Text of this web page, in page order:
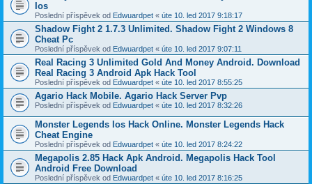
Ios
Poslední příspěvek od Edwuardpet « úte 10. led 2017 9:18:17
Shadow Fight 2 1.7.3 Unlimited. Shadow Fight 2 Windows 8
Cheat Pc
Poslední příspěvek od Edwuardpet « úte 10. led 2017 9:07:11
Real Racing 3 Unlimited Gold And Money Android. Download
Real Racing 3 Android Apk Hack Tool
Poslední příspěvek od Edwuardpet « úte 10. led 2017 8:55:25
Agario Hack Mobile. Agario Hack Server Pvp
Poslední příspěvek od Edwuardpet « úte 10. led 2017 8:32:26
Monster Legends Ios Hack Online. Monster Legends Hack
Cheat Engine
Poslední příspěvek od Edwuardpet « úte 10. led 2017 8:24:22
Megapolis 2.85 Hack Apk Android. Megapolis Hack Tool
Android Free Download
Poslední příspěvek od Edwuardpet « úte 10. led 2017 8:16:25